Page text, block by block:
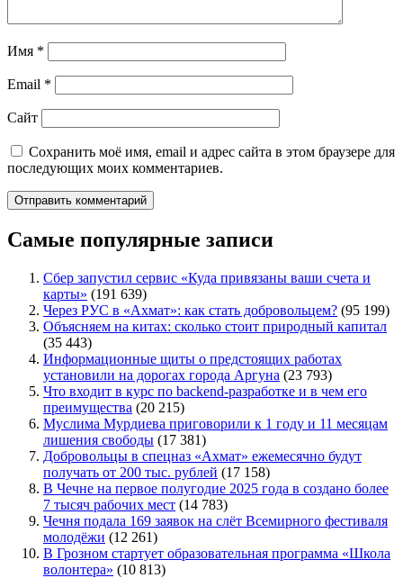
Имя *
Email *
Сайт
Сохранить моё имя, email и адрес сайта в этом браузере для
последующих моих комментариев.
Самые популярные записи
Сбер запустил сервис «Куда привязаны ваши счета и
карты» (191 639)
Через РУС в «Ахмат»: как стать добровольцем? (95 199)
Объясняем на китах: сколько стоит природный капитал
(35 443)
Информационные щиты о предстоящих работах
установили на дорогах города Аргуна (23 793)
Что входит в курс по backend-разработке и в чем его
преимущества (20 215)
Муслима Мурдиева приговорили к 1 году и 11 месяцам
лишения свободы (17 381)
Добровольцы в спецназ «Ахмат» ежемесячно будут
получать от 200 тыс. рублей (17 158)
В Чечне на первое полугодие 2025 года в создано более
7 тысяч рабочих мест (14 783)
Чечня подала 169 заявок на слёт Всемирного фестиваля
молодёжи (12 261)
В Грозном стартует образовательная программа «Школа
волонтера» (10 813)